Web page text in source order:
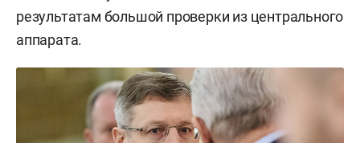
результатам большой проверки из центрального
аппарата.